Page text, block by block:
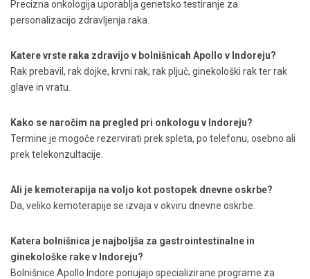
Precizna onkologija uporablja genetsko testiranje za
personalizacijo zdravljenja raka.
Katere vrste raka zdravijo v bolnišnicah Apollo v Indoreju?
Rak prebavil, rak dojke, krvni rak, rak pljuč, ginekološki rak ter rak
glave in vratu.
Kako se naročim na pregled pri onkologu v Indoreju?
Termine je mogoče rezervirati prek spleta, po telefonu, osebno ali
prek telekonzultacije.
Ali je kemoterapija na voljo kot postopek dnevne oskrbe?
Da, veliko kemoterapije se izvaja v okviru dnevne oskrbe.
Katera bolnišnica je najboljša za gastrointestinalne in
ginekološke rake v Indoreju?
Bolnišnice Apollo Indore ponujajo specializirane programe za